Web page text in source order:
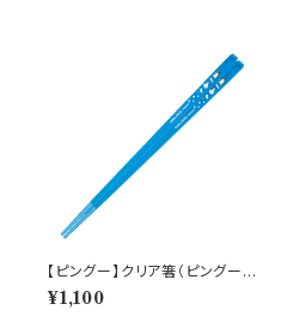
【ピングー】クリア箸（ピングー）
【PG20】PG21-840
¥1,100